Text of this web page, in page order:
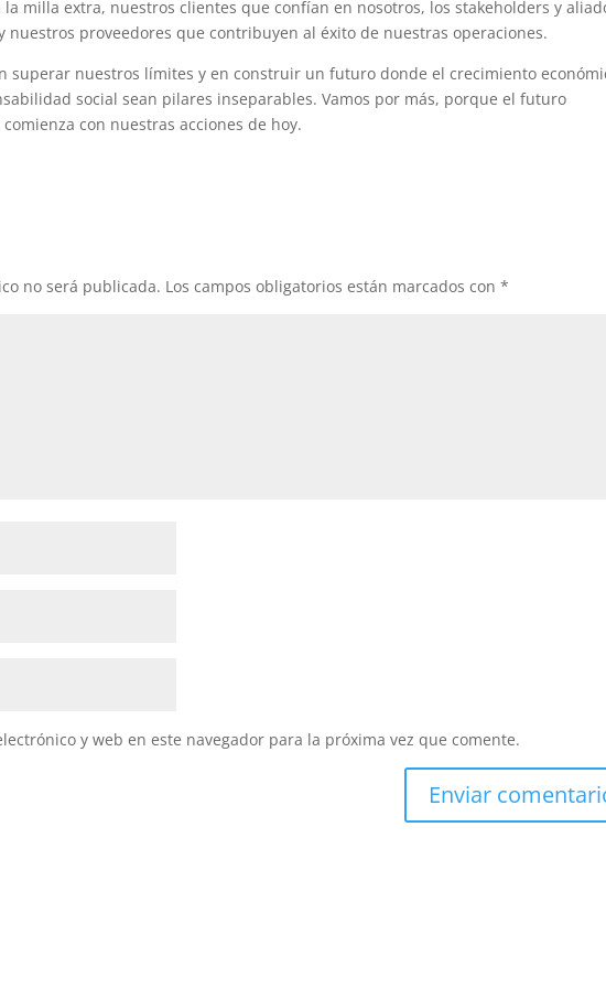
milla extra, nuestros clientes que confían en nosotros, los stakeholders y
nuestros proveedores que contribuyen al éxito de nuestras operaciones.
superar nuestros límites y en construir un futuro donde el crecimiento
social sean pilares inseparables. Vamos por más, porque el futuro
con nuestras acciones de hoy.
no será publicada. Los campos obligatorios están marcados con*
y web en este navegador para la próxima vez que comente.